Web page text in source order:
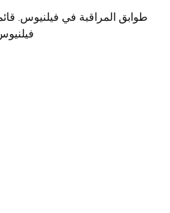
طوابق المراقبة في فيلنيوس.